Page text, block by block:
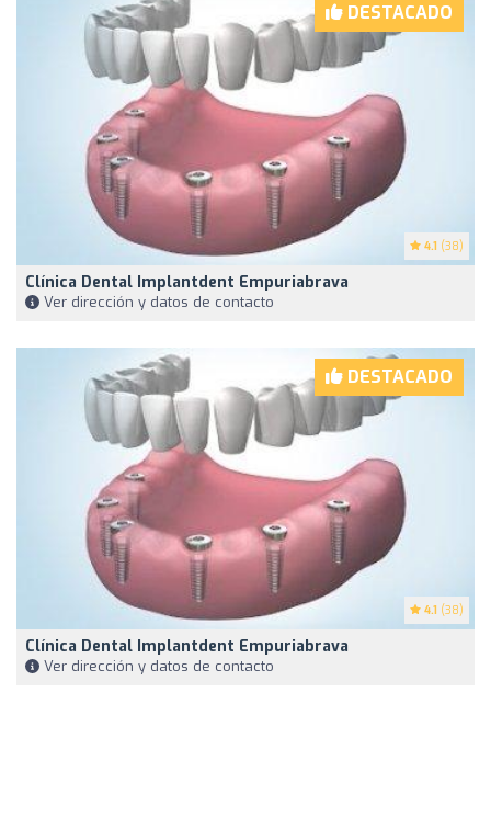
DESTACADO
4.1 (38)
Clínica Dental Implantdent Empuriabrava
Ver dirección y datos de contacto
DESTACADO
4.1 (38)
Clínica Dental Implantdent Empuriabrava
Ver dirección y datos de contacto